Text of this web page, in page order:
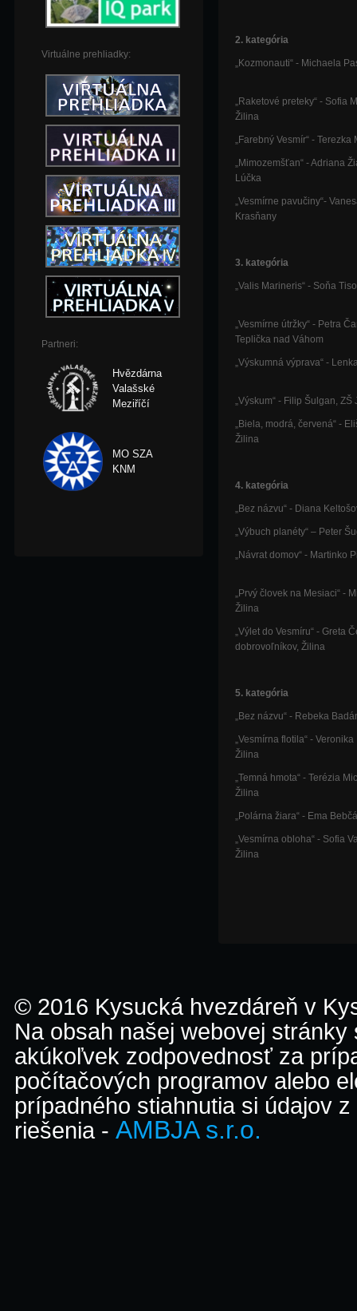
Virtuálne prehliadky:
Partneri:
Hvězdárna
Valašské
Meziříčí
MO SZA
KNM
2. kategória
„Kozmonauti“ - Michaela
„Raketové preteky“ - Sofia
Žilina
„Farebný Vesmír“ -
„Mimozemšťan“ - Adriana
Lúčka
„Vesmírne pavučiny“-
Krasňany
3. kategória
„Valis Marineris“ - Soňa
„Vesmírne útržky“ - Petra
Teplička nad Váhom
„Výskumná výprava“ -
„Výskum“ - Filip Šulgan, ZŠ
„Biela, modrá, červená“ -
Žilina
4. kategória
„Bez názvu“ - Diana
„Výbuch planéty“ – Peter
„Návrat domov“ - Martinko
„Prvý človek na Mesiaci“ -
Žilina
„Výlet do Vesmíru“ - Greta
dobrovoľníkov, Žilina
5. kategória
„Bez názvu“ - Rebeka
„Vesmírna flotila“ -
Žilina
„Temná hmota“ - Terézia
Žilina
„Polárna žiara“ - Ema
„Vesmírna obloha“ - Sofia
Žilina
© 2016 Kysucká hvezdáreň v
Na obsah našej webovej
akúkoľvek zodpovednosť za
počítačových programov alebo
prípadného stiahnutia si údajov
riešenia - AMBJA s.r.o.